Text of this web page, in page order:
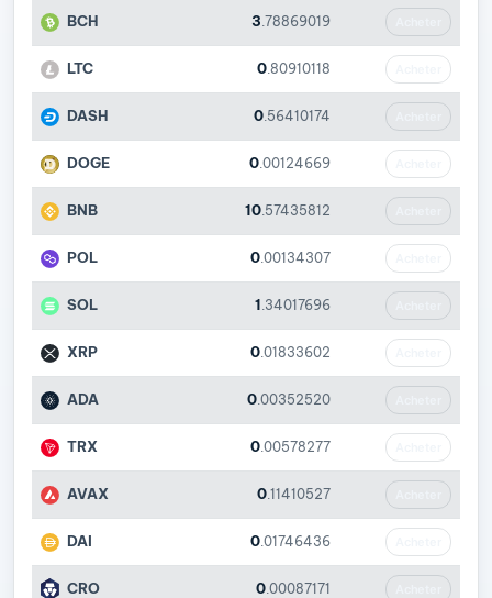
BCH 3 .78869019
LTC 0 .80910118
DASH 0 .56410174
DOGE 0 .00124669
BNB 10 .57435812
POL 0 .00134307
SOL 1 .34017696
XRP 0 .01833602
ADA 0 .00352520
TRX 0 .00578277
AVAX 0 .11410527
DAI 0 .01746436
CRO 0 .00087171